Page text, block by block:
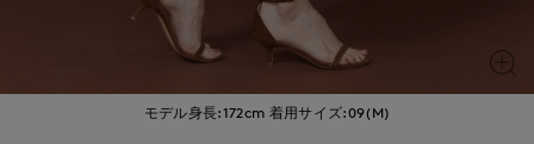
モデル身長:172cm 着用サイズ:09(M)